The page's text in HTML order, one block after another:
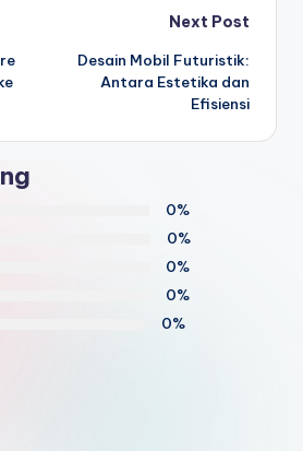
Next Post
Desain Mobil Futuristik:
Antara Estetika dan
Efisiensi
0%
0%
0%
0%
0%